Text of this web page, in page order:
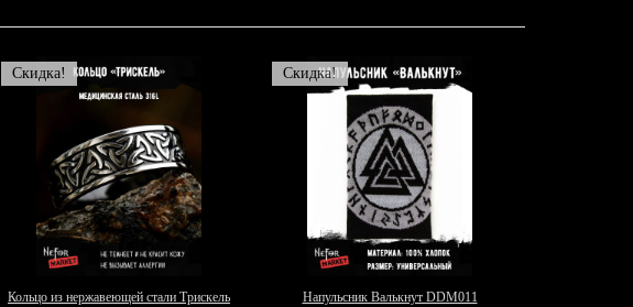
Скидка!
Кольцо из нержавеющей стали Трискель
Скидка!
Напульсник Валькнут DDM011